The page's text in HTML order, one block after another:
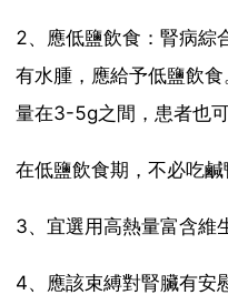
2、應低鹽飲食：腎病綜
有水腫，應給予低鹽飲
量在3-5g之間，患者也可
在低鹽飲食期，不必吃鹹
3、宜選用高熱量富含維
4、應該束縛對腎臟有安